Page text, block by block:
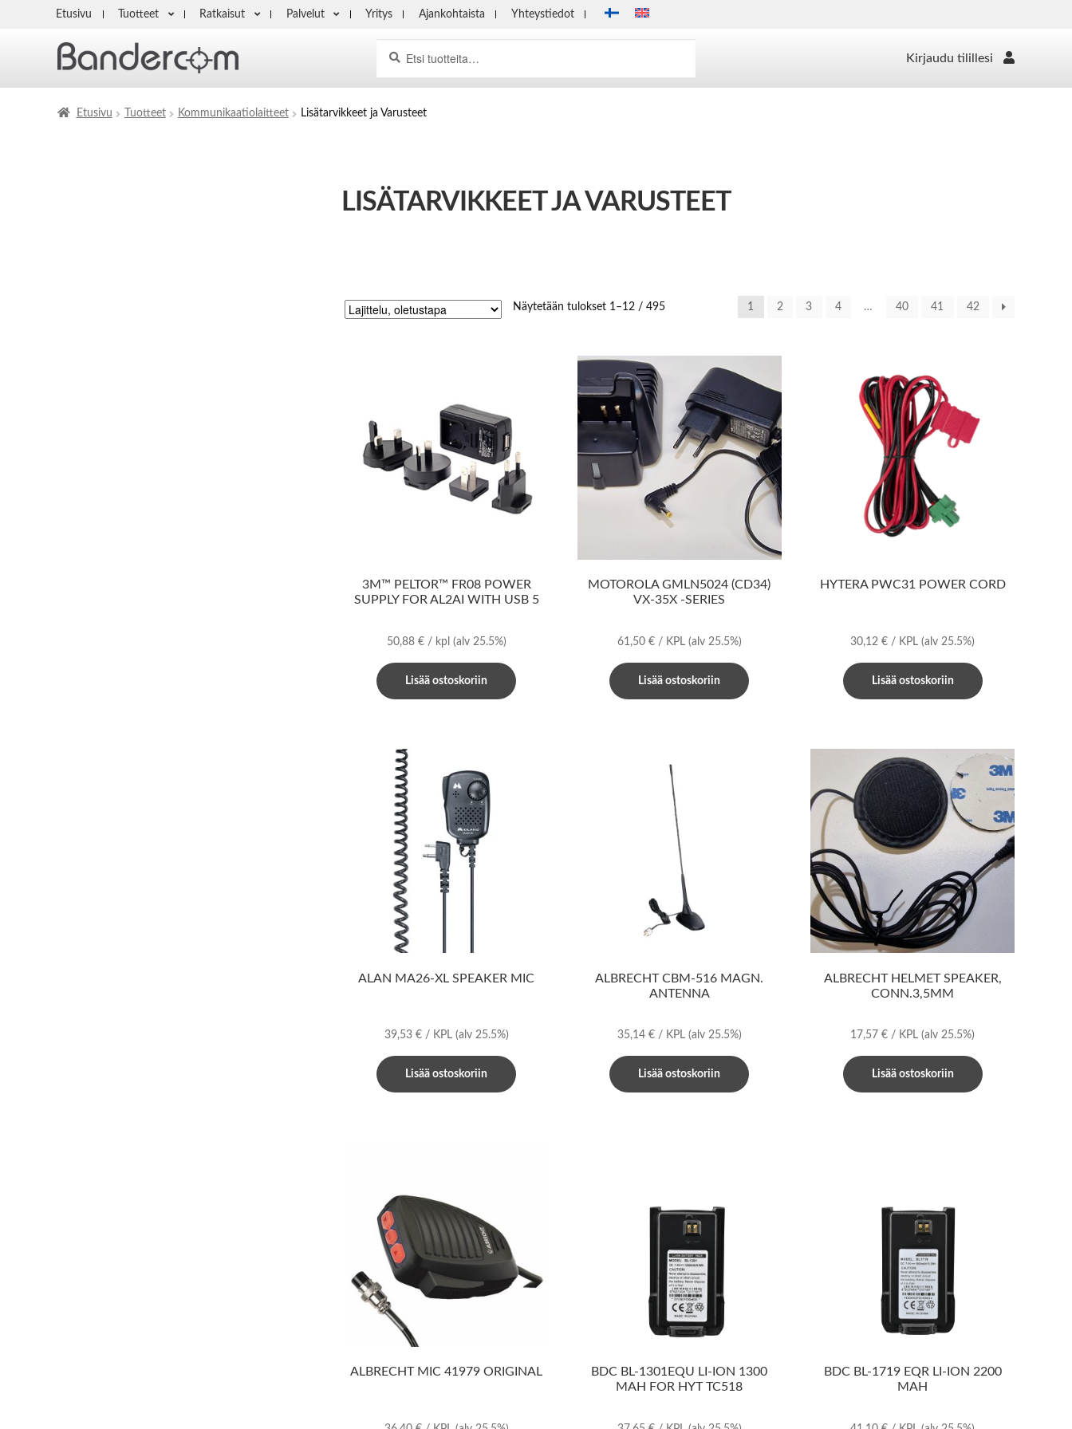
Etusivu Tuotteet Ratkaisut Palvelut Yritys Ajankohtaista Yhteystiedot
Kirjaudu tilillesi
Etusivu Tuotteet Kommunikaatiolaitteet Lisätarvikkeet ja Varusteet
LISÄTARVIKKEET JA VARUSTEET
Näytetään tulokset 1–12 / 495 1 2 3 4 … 40 41 42
3M™ PELTOR™ FR08 POWER
SUPPLY FOR AL2AI WITH USB 5
50,88 €/ kpl (alv 25.5%)
Lisää ostoskoriin
MOTOROLA GMLN5024 (CD34)
VX-35X -SERIES
61,50 €/ KPL (alv 25.5%)
Lisää ostoskoriin
HYTERA PWC31 POWER CORD
30,12€ / KPL(alv 25.5%)
Lisää ostoskoriin
ALAN MA26-XL SPEAKER MIC
39,53 €/ KPL (alv 25.5%)
Lisää ostoskoriin
ALBRECHT CBM-516 MAGN.
ANTENNA
35,14 €/ KPL (alv 25.5%)
Lisää ostoskoriin
ALBRECHT HELMET SPEAKER,
CONN.3,5MM
17,57€ / KPL(alv 25.5%)
Lisää ostoskoriin
ALBRECHT MIC 41979 ORIGINAL
BDC BL-1301EQU LI-ION 1300
MAH FOR HYT TC518
BDC BL-1719 EQR LI-ION 2200
MAH